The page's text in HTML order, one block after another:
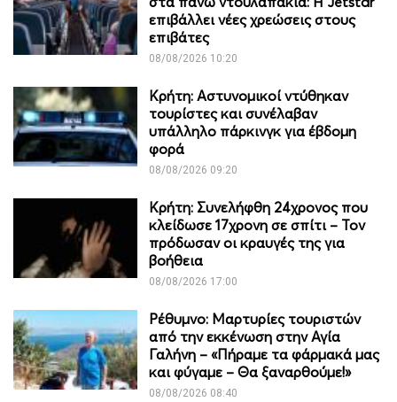
επιβάλλει νέες χρεώσεις στους
επιβάτες
08/08/2026 10:20
Κρήτη: Αστυνομικοί ντύθηκαν
τουρίστες και συνέλαβαν
υπάλληλο πάρκινγκ για έβδομη
φορά
08/08/2026 09:20
Κρήτη: Συνελήφθη 24χρονος που
κλείδωσε 17χρονη σε σπίτι – Τον
πρόδωσαν οι κραυγές της για
βοήθεια
08/08/2026 17:00
Ρέθυμνο: Μαρτυρίες τουριστών
από την εκκένωση στην Αγία
Γαλήνη – «Πήραμε τα φάρμακά μας
και φύγαμε – Θα ξαναρθούμε!»
08/08/2026 08:40